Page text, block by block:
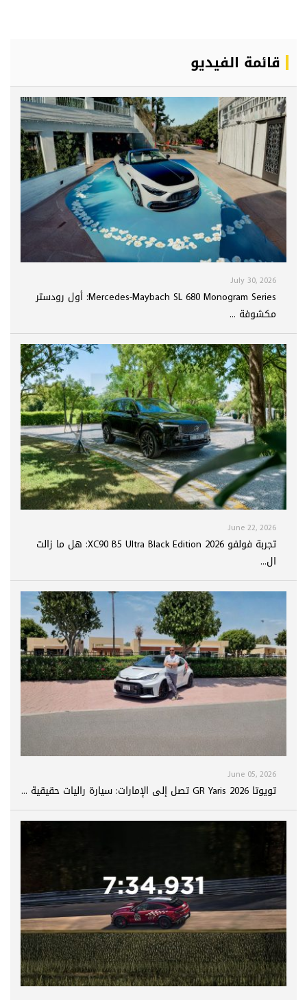
قائمة الفيديو
July 30, 2026
Mercedes-Maybach SL 680 Monogram Series: أول رودستر
مكشوفة ...
June 22, 2026
تجربة فولفو XC90 B5 Ultra Black Edition 2026: هل ما زالت
ال...
June 05, 2026
تويوتا GR Yaris 2026 تصل إلى الإمارات: سيارة راليات حقيقية ...